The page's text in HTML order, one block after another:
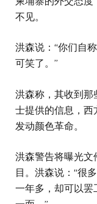
不见。
洪森说：“你们自
可笑了。”
洪森称，其收到那
士提供的信息，西
发动颜色革命。
洪森警告将曝光文
目。洪森说：“很
一年多，却可以罢